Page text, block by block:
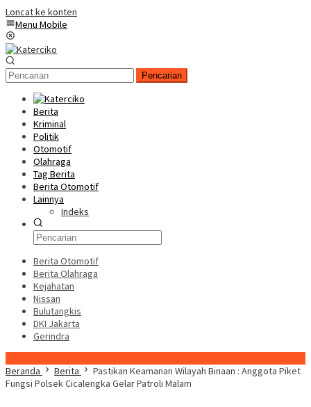
Loncat ke konten
Menu Mobile
Pencarian
Berita
Kriminal
Politik
Otomotif
Olahraga
Tag Berita
Berita Otomotif
Lainnya
Indeks
Berita Otomotif
Berita Olahraga
Kejahatan
Nissan
Bulutangkis
DKI Jakarta
Gerindra
Beranda
Berita
Pastikan Keamanan Wilayah Binaan : Anggota Piket
Fungsi Polsek Cicalengka Gelar Patroli Malam